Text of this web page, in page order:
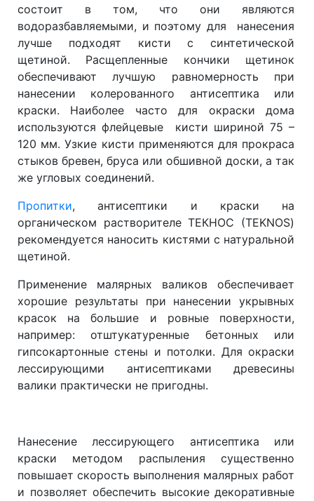
состоит в том, что они являются
водоразбавляемыми, и поэтому для нанесения
лучше подходят кисти с синтетической
щетиной. Расщепленные кончики щетинок
обеспечивают лучшую равномерность при
нанесении колерованного антисептика или
краски. Наиболее часто для окраски дома
используются флейцевые кисти шириной 75 –
120 мм. Узкие кисти применяются для прокраса
стыков бревен, бруса или обшивной доски, а так
же угловых соединений.
Пропитки, антисептики и краски на
органическом растворителе ТЕКНОС (TEKNOS)
рекомендуется наносить кистями с натуральной
щетиной.
Применение малярных валиков обеспечивает
хорошие результаты при нанесении укрывных
красок на большие и ровные поверхности,
например: отштукатуренные бетонных или
гипсокартонные стены и потолки. Для окраски
лессирующими антисептиками древесины
валики практически не пригодны.
Нанесение лессирующего антисептика или
краски методом распыления существенно
повышает скорость выполнения малярных работ
и позволяет обеспечить высокие декоративные